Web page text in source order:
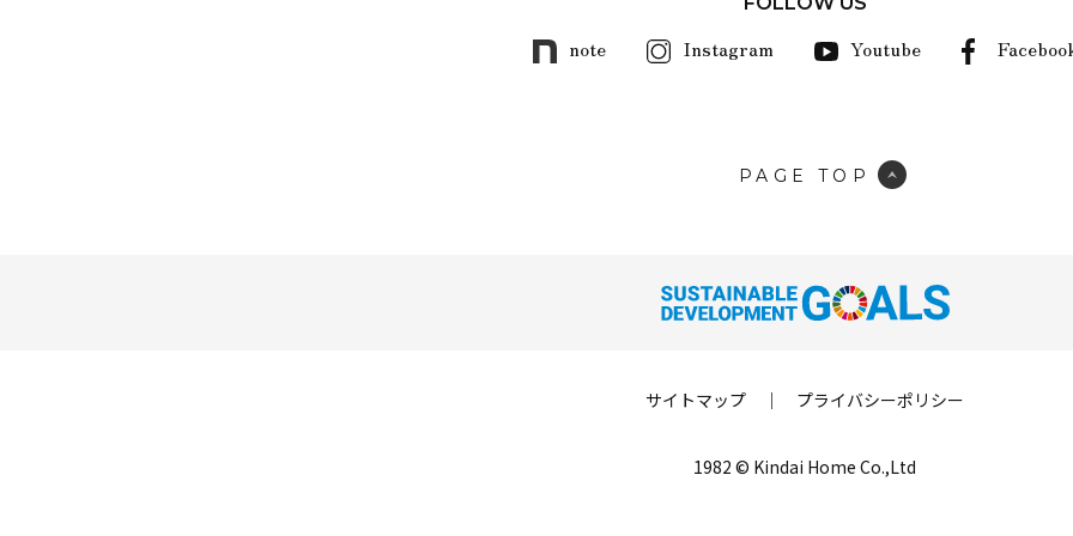
note Instagram Youtube
PAGE TOP
サイトマップ ｜ プライバシーポリシー
1982 © Kindai Home Co.,Ltd